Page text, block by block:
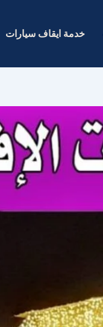
خدمة ايقاف سيارات